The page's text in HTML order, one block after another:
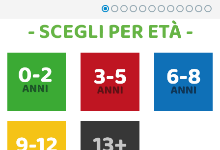
- SCEGLI PER ETÀ -